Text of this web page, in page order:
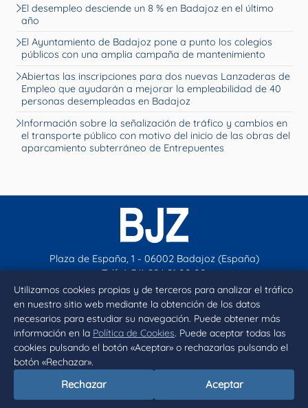
Utilizamos cookies propias y de terceros para analizar el tráfico
en nuestro sitio web mediante la obtención de los datos
necesarios para estudiar su navegación. Puede obtener más
información en la Política de Cookies. Puede aceptar todas las
cookies pulsando el botón «Aceptar» o rechazarlas pulsando el
botón «Rechazar».
Rechazar Aceptar
El desempleo desciende un 8 % en Badajoz en el último
año
El Ayuntamiento de Badajoz pone a punto los colegios
públicos con una amplia campaña de mantenimiento
Abiertas las inscripciones para dos nuevas Lanzaderas de
Empleo que ayudarán a mejorar la empleabilidad de 40
personas desempleadas en Badajoz
Información sobre la señalización de tráfico y cambios en
el transporte público con motivo del inicio de las obras del
aparcamiento subterráneo de Entrepuentes
Plaza de España, 1 - 06002 Badajoz (España)
Telf. (+34) 924 21 00 00
contacto@aytobadajoz.es
Facebook
X Instagram
YouTube
Inicio Aviso legal
Declaración de accesibilidad